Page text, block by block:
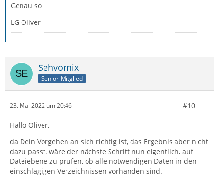
Genau so
LG Oliver
Sehvornix
Senior-Mitglied
23. Mai 2022 um 20:46 #10
Hallo Oliver,
da Dein Vorgehen an sich richtig ist, das Ergebnis aber nicht
dazu passt, wäre der nächste Schritt nun eigentlich, auf
Dateiebene zu prüfen, ob alle notwendigen Daten in den
einschlägigen Verzeichnissen vorhanden sind.